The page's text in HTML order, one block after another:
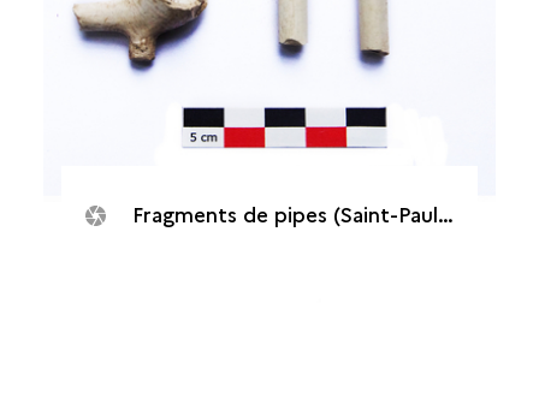
Fragments de pipes (Saint-Paul, Cap Champagne)